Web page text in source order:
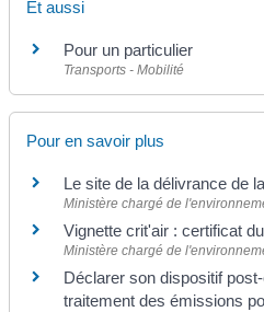
Et aussi
Pour un particulier
Transports - Mobilité
Pour en savoir plus
Le site de la délivrance de
Ministère chargé de
Vignette crit'air : certificat
Ministère chargé de
Déclarer son dispositif
traitement des émissions